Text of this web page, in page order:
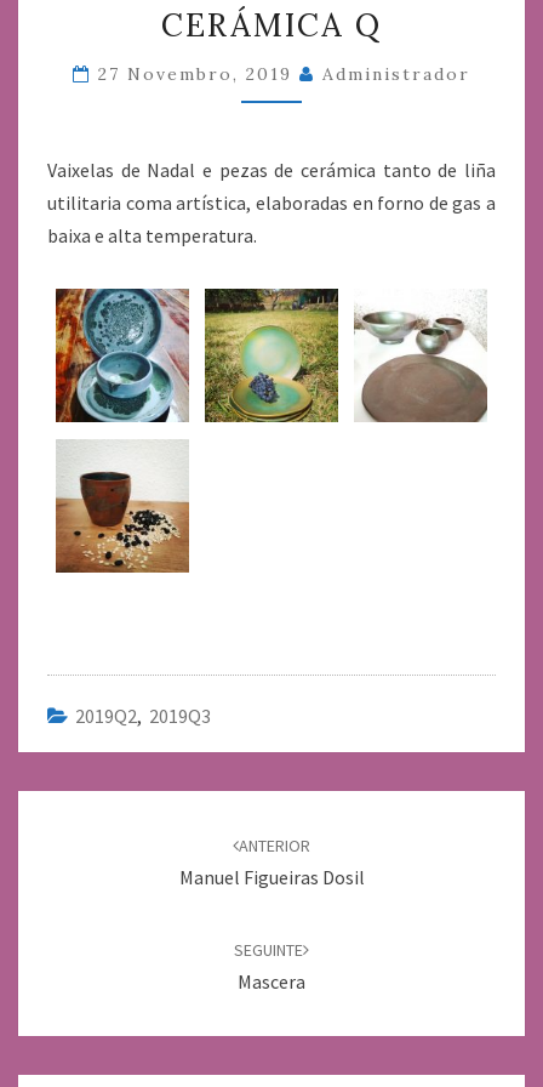
Q
CERÁMICA Q
27 Novembro, 2019 Administrador
Vaixelas de Nadal e pezas de cerámica tanto de liña
utilitaria coma artística, elaboradas en forno de gas a
baixa e alta temperatura.
2019Q2, 2019Q3
ANTERIOR
Manuel Figueiras Dosil
SEGUINTE
Mascera